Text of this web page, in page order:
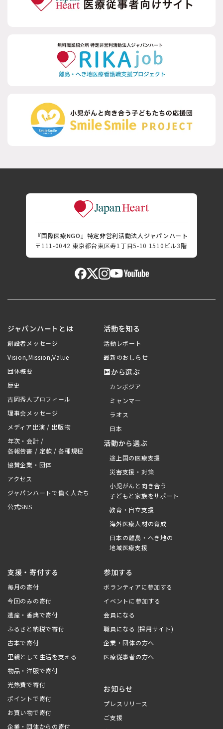
『国際医療NGO』特定非営利活動法人ジャパンハート
〒111-0042 東京都台東区寿1丁目5-10 1510ビル3階
ジャパンハートとは
創設者メッセージ
Vision,Mission,Value
団体概要
歴史
吉岡秀人プロフィール
理事会メッセージ
メディア出演 / 出版物
年次・会計 /
各報告書 / 定款 / 各種規程
協賛企業・団体
アクセス
ジャパンハートで働く人たち
公式SNS
活動を知る
活動レポート
最新のおしらせ
国から選ぶ
カンボジア
ミャンマー
ラオス
日本
活動から選ぶ
途上国の医療支援
災害支援・対策
小児がんと向き合う
子どもと家族をサポート
教育・自立支援
海外医療人材の育成
日本の離島・へき地の
地域医療支援
支援・寄付する
毎月の寄付
今回のみの寄付
遺産・香典で寄付
ふるさと納税で寄付
古本で寄付
里親として生活を支える
物品・洋服で寄付
光熱費で寄付
ポイントで寄付
お買い物で寄付
企業・団体からの寄付
参加する
ボランティアに参加する
イベントに参加する
会員になる
職員になる (採用サイト)
企業・団体の方へ
医療従事者の方へ
お知らせ
プレスリリース
ご支援